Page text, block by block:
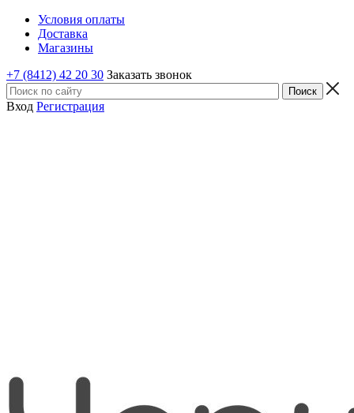
Условия оплаты
Доставка
Магазины
+7 (8412) 42 20 30 Заказать звонок
Вход Регистрация